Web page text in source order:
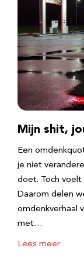
Mijn shit,
Een
je niet
doet. Toch voelt
Daarom delen
omdenkverhaal
met…
Lees meer